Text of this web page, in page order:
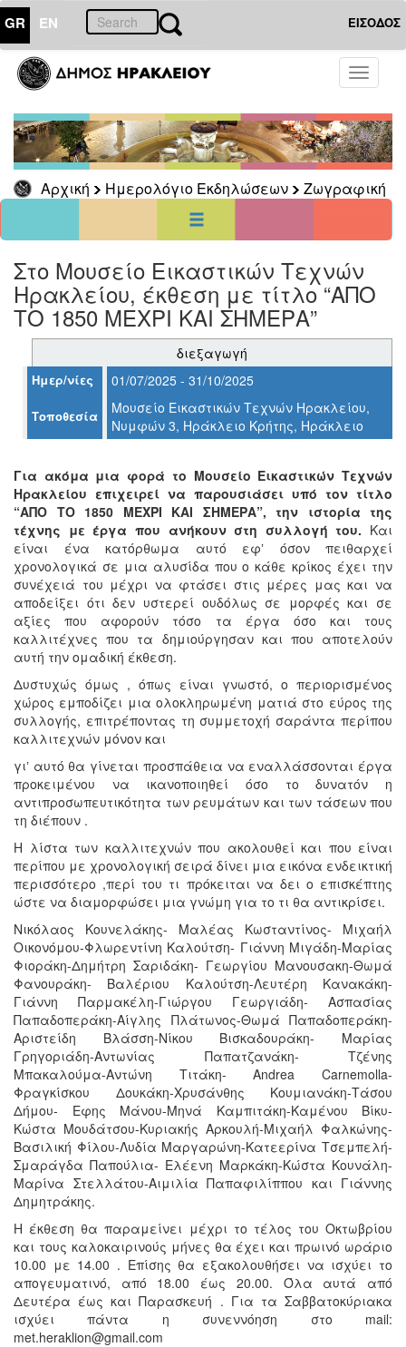
GR EN ΕΙΣΟΔΟΣ
Toggle
Αρχική Ημερολόγιο Εκδηλώσεων Ζωγραφική
01Αύγουστος
2026
Κυρ Δευ Τρι Τετ Πεμ Παρ Σαβ
1
2
9
10 11 12 13 14
15
22
<<
σήμερα >>
ΗΜΕΡΟΛΟΓΙΟ
ΕΚΔΗΛΩΣΕΩΝ
ΜΑΣ
ΔΗΜΟΣ
ΠΟΛΙΤΙΣΜΟΣ
ΑΝΘΕΚΤΙΚΗ
ΠΟΛΗ
Στο Μουσείο Εικαστικών Τεχνών
Ηρακλείου, έκθεση με τίτλο “ΑΠΟ
ΤΟ 1850 ΜΕΧΡΙ ΚΑΙ ΣΗΜΕΡΑ”
διεξαγωγή
Ημερ/νίες 01/07/2025 - 31/10/2025
Τοποθεσία
Μουσείο Εικαστικών Τεχνών Ηρακλείου,
Νυμφών 3, Ηράκλειο Κρήτης, Ηράκλειο
Για ακόμα μια φορά το Μουσείο Εικαστικών Τεχνών
Ηρακλείου επιχειρεί να παρουσιάσει υπό τον τίτλο
“ΑΠΟ ΤΟ 1850 ΜΕΧΡΙ ΚΑΙ ΣΗΜΕΡΑ”, την ιστορία της
τέχνης με έργα που ανήκουν στη συλλογή του. Και
είναι ένα κατόρθωμα αυτό εφʼ όσον πειθαρχεί
χρονολογικά σε μια αλυσίδα που ο κάθε κρίκος έχει την
συνέχειά του μέχρι να φτάσει στις μέρες μας και να
αποδείξει ότι δεν υστερεί ουδόλως σε μορφές και σε
αξίες που αφορούν τόσο τα έργα όσο και τους
καλλιτέχνες που τα δημιούργησαν και που αποτελούν
αυτή την ομαδική έκθεση.
Δυστυχώς όμως , όπως είναι γνωστό, ο περιορισμένος
χώρος εμποδίζει μια ολοκληρωμένη ματιά στο εύρος της
συλλογής, επιτρέποντας τη συμμετοχή σαράντα περίπου
καλλιτεχνών μόνον και
γιʼ αυτό θα γίνεται προσπάθεια να εναλλάσσονται έργα
προκειμένου να ικανοποιηθεί όσο το δυνατόν η
αντιπροσωπευτικότητα των ρευμάτων και των τάσεων που
τη διέπουν .
Η λίστα των καλλιτεχνών που ακολουθεί και που είναι
περίπου με χρονολογική σειρά δίνει μια εικόνα ενδεικτική
περισσότερο ,περί του τι πρόκειται να δει ο επισκέπτης
ώστε να διαμορφώσει μια γνώμη για το τι θα αντικρίσει.
Νικόλαος Κουνελάκης- Μαλέας Κωσταντίνος- Μιχαήλ
Οικονόμου-Φλωρεντίνη Καλούτση- Γιάννη Μιγάδη-Μαρίας
Φιοράκη-Δημήτρη Σαριδάκη- Γεωργίου Μανουσακη-Θωμά
Φανουράκη- Βαλέριου Καλούτση-Λευτέρη Κανακάκη-
Γιάννη Παρμακέλη-Γιώργου Γεωργιάδη- Ασπασίας
Παπαδοπεράκη-Αίγλης Πλάτωνος-Θωμά Παπαδοπεράκη-
Αριστείδη Βλάσση-Νίκου Βισκαδουράκη- Μαρίας
Γρηγοριάδη-Αντωνίας Παπατζανάκη- Τζένης
Μπακαλούμα-Αντώνη Τιτάκη- Andrea Carnemolla-
Φραγκίσκου Δουκάκη-Χρυσάνθης Κουμιανάκη-Τάσου
Δήμου- Εφης Μάνου-Μηνά Καμπιτάκη-Καμένου Βίκυ-
Κώστα Μουδάτσου-Κυριακής Αρκουλή-Μιχαήλ Φαλκώνης-
Βασιλική Φίλου-Λυδία Μαργαρώνη-Κατεερίνα Τσεμπελή-
Σμαράγδα Παπούλια- Ελέενη Μαρκάκη-Κώστα Κουνάλη-
Μαρίνα Στελλάτου-Αιμιλία Παπαφιλίππου και Γιάννης
Δημητράκης.
Η έκθεση θα παραμείνει μέχρι το τέλος του Οκτωβρίου
και τους καλοκαιρινούς μήνες θα έχει και πρωινό ωράριο
10.00 με 14.00 . Επίσης θα εξακολουθήσει να ισχύει το
απογευματινό, από 18.00 έως 20.00. Όλα αυτά από
Δευτέρα έως και Παρασκευή . Για τα Σαββατοκύριακα
ισχύει πάντα η συνεννόηση στο mail:
met.heraklion@gmail.com